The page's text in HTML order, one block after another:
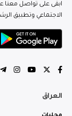
ابقى على تواصل معنا
الاجتماعي وتطبيق
العراق